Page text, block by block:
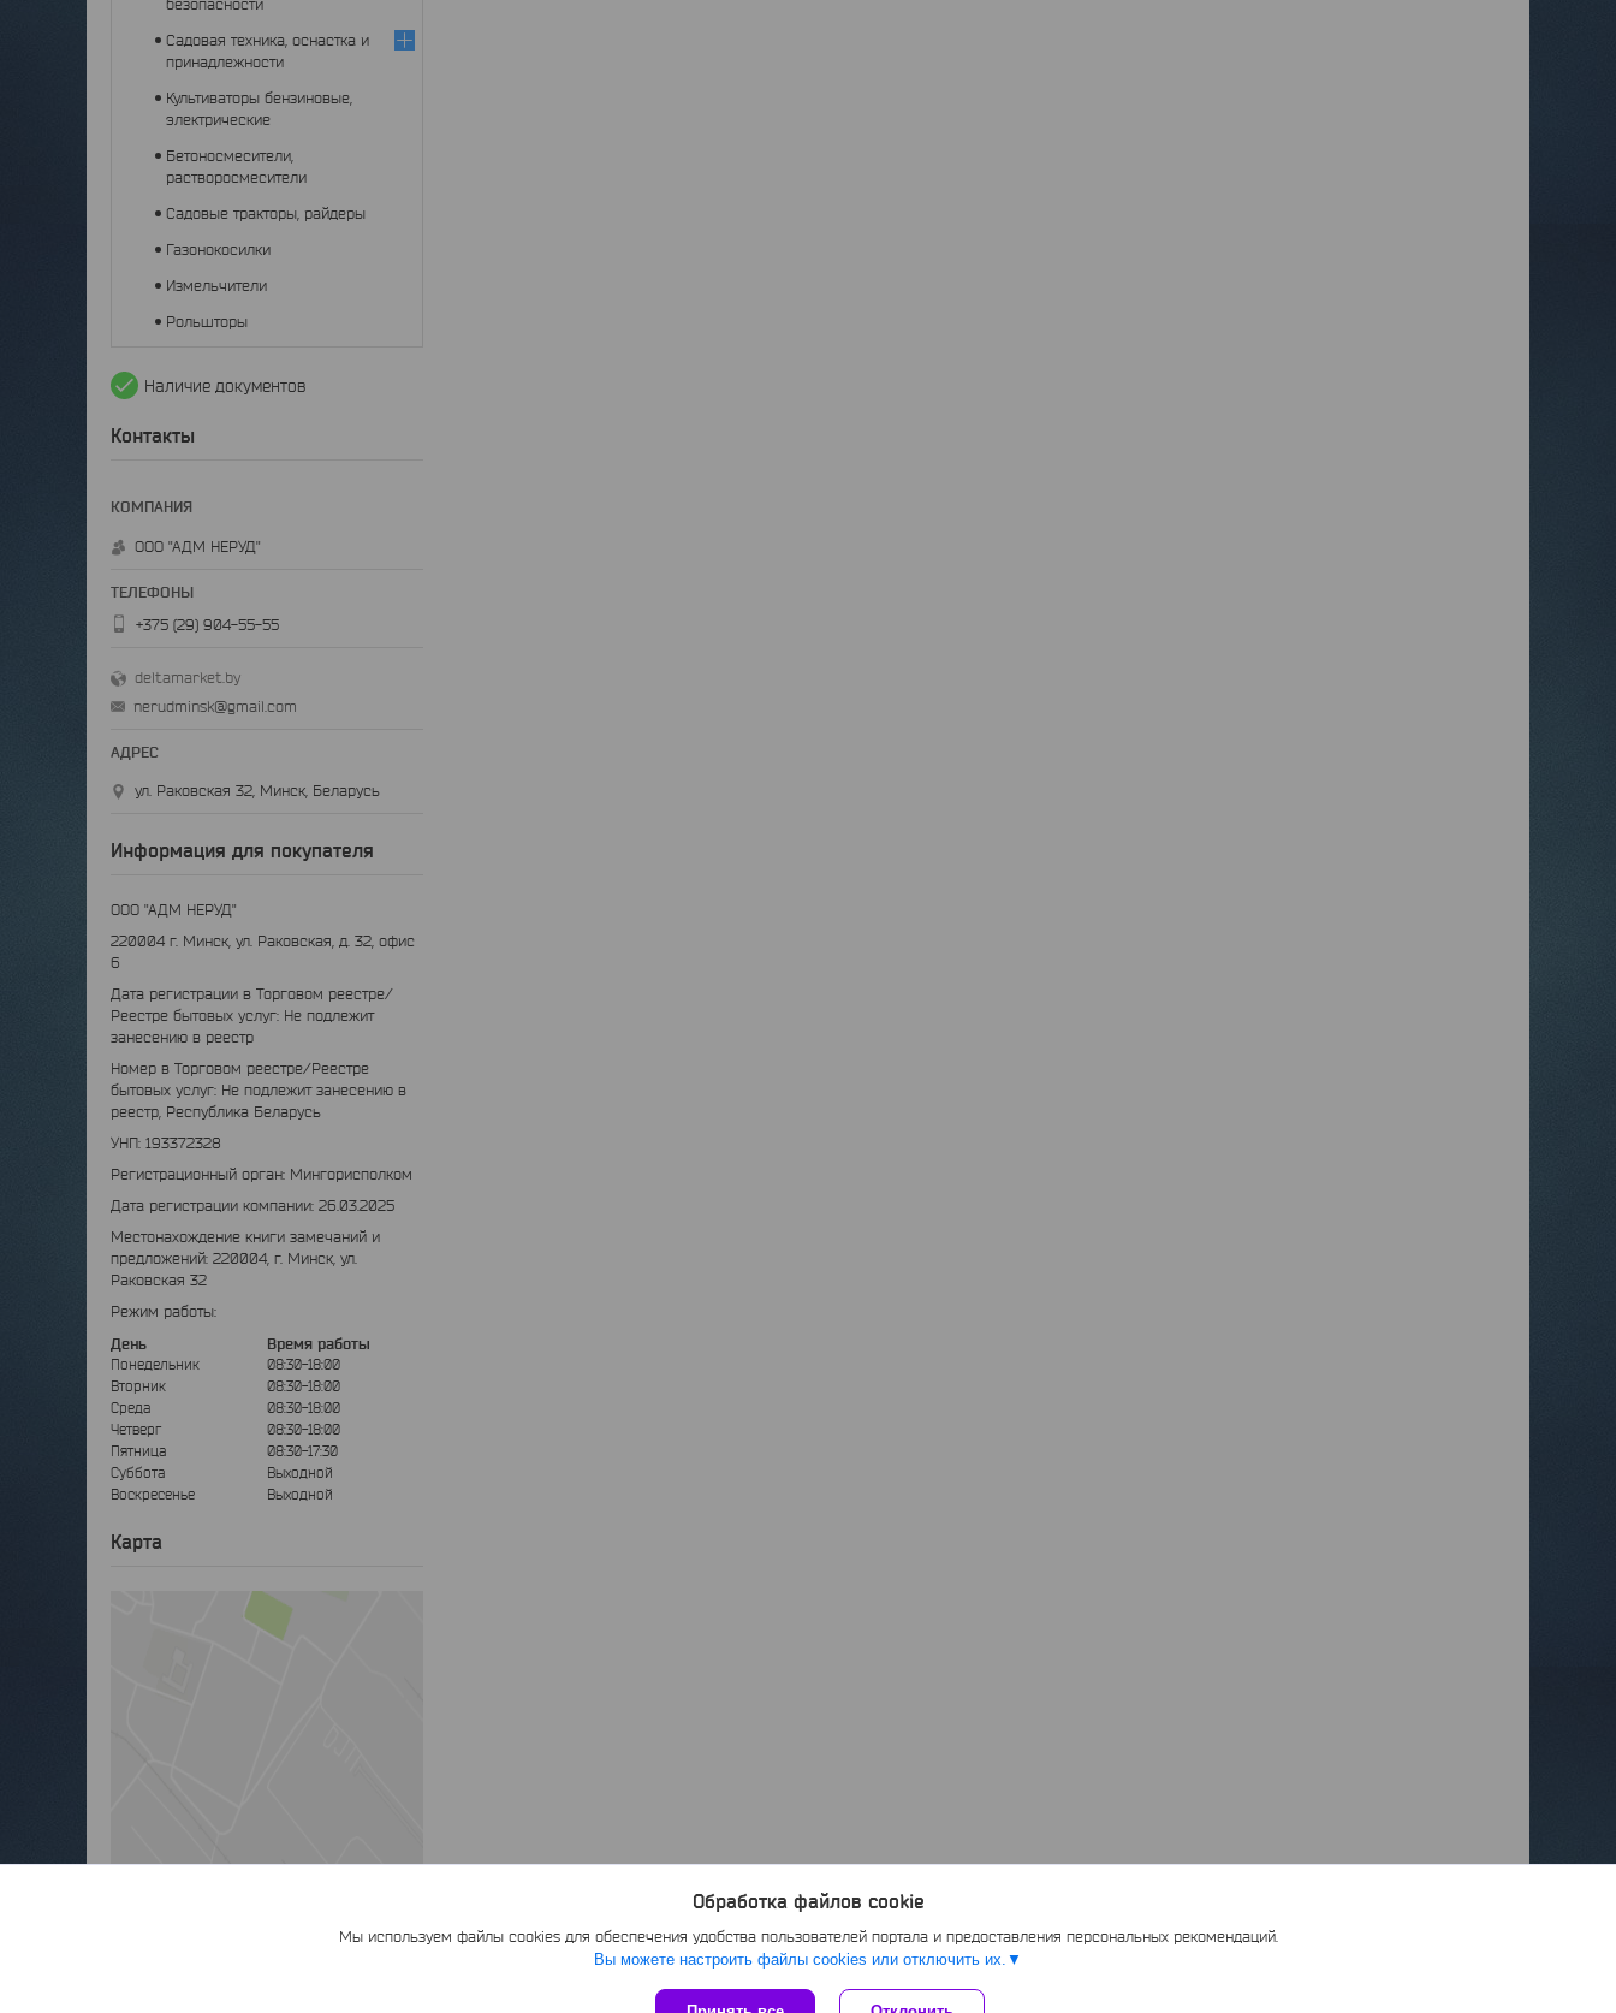
безопасности
Садовая техника, оснастка и
принадлежности
Культиваторы бензиновые,
электрические
Бетоносмесители,
растворосмесители
Садовые тракторы, райдеры
Газонокосилки
Измельчители
Рольшторы
Наличие документов
Контакты
ООО "АДМ НЕРУД"
+375 (29) 904-55-55
deltamarket.by
nerudminsk@gmail.com
ул. Раковская 32, Минск, Беларусь
Информация для покупателя
ООО "АДМ НЕРУД"
220004 г. Минск, ул. Раковская, д. 32, офис
6
Дата регистрации в Торговом реестре/
Реестре бытовых услуг: Не подлежит
занесению в реестр
Номер в Торговом реестре/Реестре
бытовых услуг: Не подлежит занесению в
реестр, Республика Беларусь
УНП: 193372328
Регистрационный орган: Мингорисполком
Дата регистрации компании: 26.03.2025
Местонахождение книги замечаний и
предложений: 220004, г. Минск, ул.
Раковская 32
Режим работы:
День Время работы
Понедельник
08:30-18:00
Вторник
08:30-18:00
Среда
08:30-18:00
Четверг
08:30-18:00
Пятница
08:30-17:30
Суббота
Выходной
Воскресенье
Выходной
Карта
Обработка файлов cookie
Мы используем файлы cookies для обеспечения удобства пользователей портала и предоставления персональных рекомендаций.
Вы можете настроить файлы cookies или отключить их.